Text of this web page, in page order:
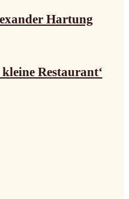
Hartung
Restaurant‘